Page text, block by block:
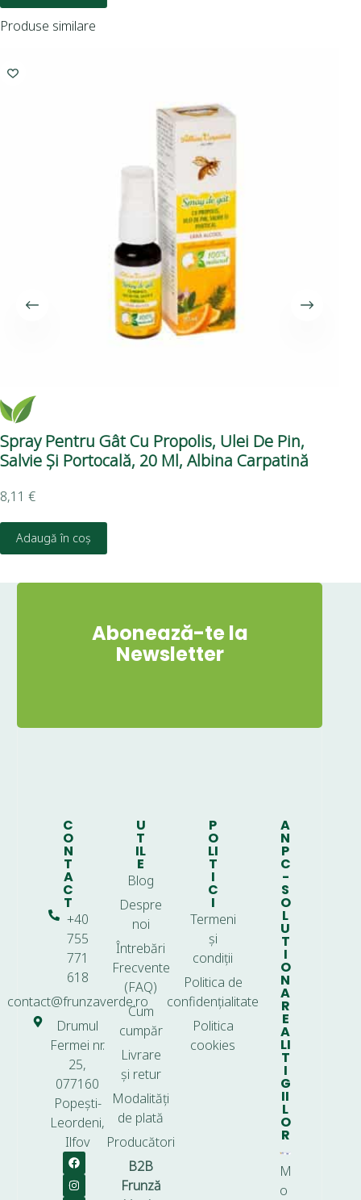
Produse similare
Spray Pentru Gât Cu Propolis, Ulei De Pin,
Salvie Și Portocală, 20 Ml, Albina Carpatină
8,11 €
Adaugă în coș
Abonează-te la
Newsletter
C
O
N
T
A
C
T
+40
755
771
618
contact@frunzaverde.ro
Drumul
Fermei nr.
25,
077160
Popești-
Leordeni,
Ilfov
U
T
IL
E
Blog
Despre
noi
Întrebări
Frecvente
(FAQ)
Cum
cumpăr
Livrare
și retur
Modalități
de plată
Producători
B2B
Frunză
P
O
LI
T
I
C
I
Termeni
și
condiții
Politica de
confidențialitate
Politica
cookies
A
N
P
C
-
S
O
L
U
T
I
O
N
A
R
E
A
LI
T
I
G
II
L
O
R
M
o